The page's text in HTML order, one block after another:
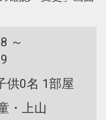
～
供0名 1部屋
・上山